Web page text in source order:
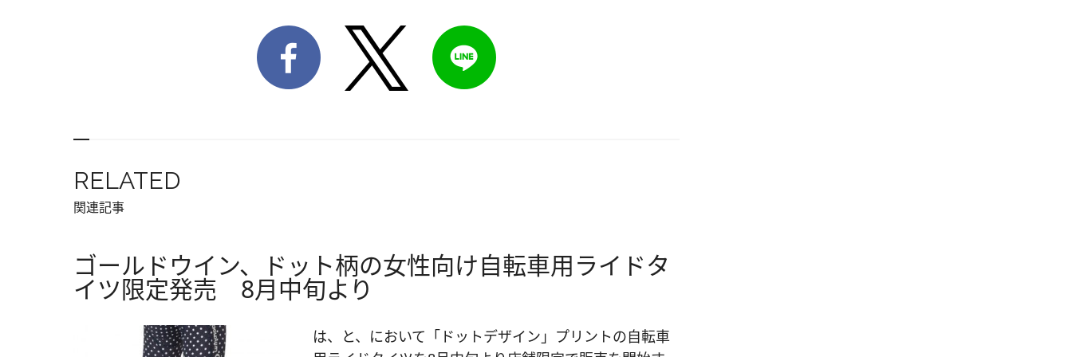
RELATED
関連記事
ゴールドウイン、ドット柄の女性向け自転車用ライドタ
イツ限定発売 8月中旬より
は、と、において「ドットデザイン」プリントの自転車